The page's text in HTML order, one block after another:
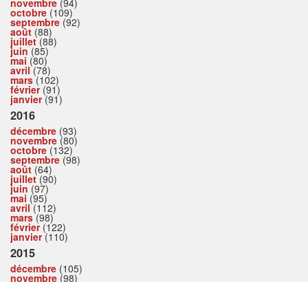
octobre (109)
septembre (92)
août (88)
juillet(88)
juin (85)
mai (80)
avril(78)
mars(102)
février(91)
janvier(91)
2016
décembre (93)
novembre (80)
octobre (132)
septembre (98)
août (64)
juillet(90)
juin (97)
mai (95)
avril(112)
mars(98)
février(122)
janvier(110)
2015
décembre (105)
novembre (98)